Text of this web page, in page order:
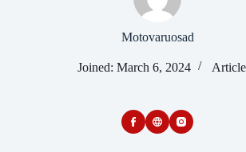
Motovaruosad
Joined: March 6, 2024